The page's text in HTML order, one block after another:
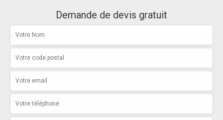
Demande de devis gratuit